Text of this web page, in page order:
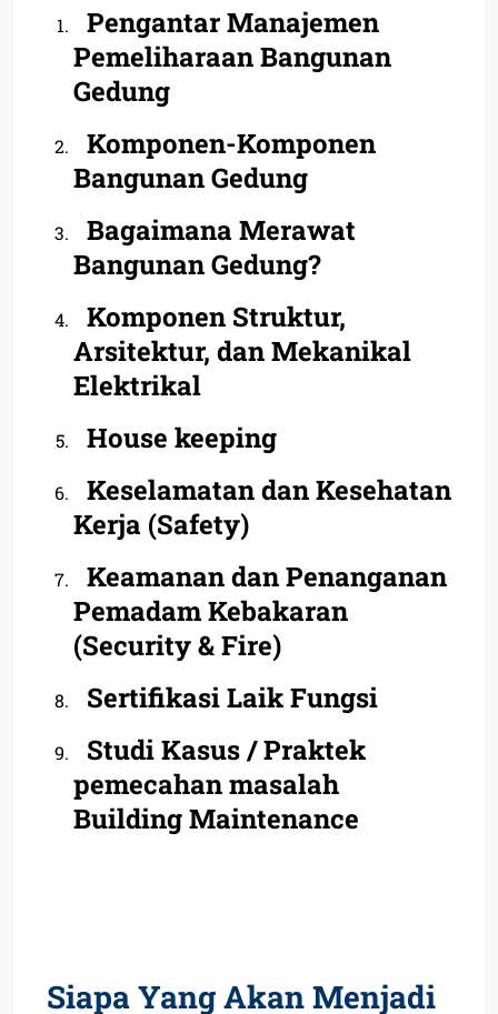
Pengantar Manajemen
Pemeliharaan Bangunan
Gedung
Komponen-Komponen
Bangunan Gedung
Bagaimana Merawat
Bangunan Gedung?
Komponen Struktur,
Arsitektur, dan Mekanikal
Elektrikal
House keeping
Keselamatan dan Kesehatan
Kerja (Safety)
Keamanan dan Penanganan
Pemadam Kebakaran
(Security & Fire)
Sertifikasi Laik Fungsi
Studi Kasus / Praktek
pemecahan masalah
Building Maintenance
Siapa Yang Akan Menjadi